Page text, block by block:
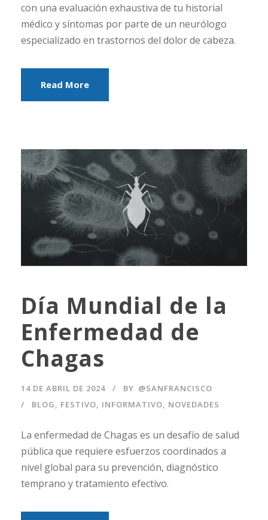
con una evaluación exhaustiva de tu historial
médico y síntomas por parte de un neurólogo
especializado en trastornos del dolor de cabeza.
Read More
Día Mundial de la
Enfermedad de
Chagas
14 DE ABRIL DE 2024 BY @SANFRANCISCO
BLOG, FESTIVO, INFORMATIVO, NOVEDADES
La enfermedad de Chagas es un desafío de salud
pública que requiere esfuerzos coordinados a
nivel global para su prevención, diagnóstico
temprano y tratamiento efectivo.